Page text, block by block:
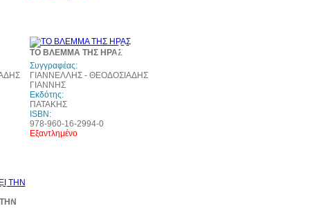
60%
έκπτωση
ΤΟ ΒΛΕΜΜΑ ΤΗΣ ΗΡΑΣ
Συγγραφέας:
ΓΙΑΝΝΕΛΛΗΣ - ΘΕΟΔΟΣΙΑΔΗΣ
ΓΙΑΝΝΗΣ
Εκδότης:
ΠΑΤΑΚΗΣ
ISBN:
978-960-16-2994-0
Εξαντλημένο